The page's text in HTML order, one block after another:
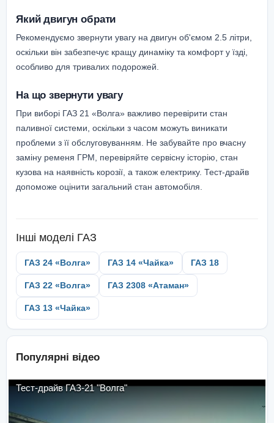
Який двигун обрати
Рекомендуємо звернути увагу на двигун об'ємом 2.5 літри,
оскільки він забезпечує кращу динаміку та комфорт у їзді,
особливо для тривалих подорожей.
На що звернути увагу
При виборі ГАЗ 21 «Волга» важливо перевірити стан
паливної системи, оскільки з часом можуть виникати
проблеми з її обслуговуванням. Не забувайте про вчасну
заміну ременя ГРМ, перевіряйте сервісну історію, стан
кузова на наявність корозії, а також електрику. Тест-драйв
допоможе оцінити загальний стан автомобіля.
Інші моделі ГАЗ
ГАЗ 24 «Волга» ГАЗ 14 «Чайка» ГАЗ 18
ГАЗ 22 «Волга» ГАЗ 2308 «Атаман»
ГАЗ 13 «Чайка»
Популярні відео
Тест-драйв ГАЗ-21 "Волга"